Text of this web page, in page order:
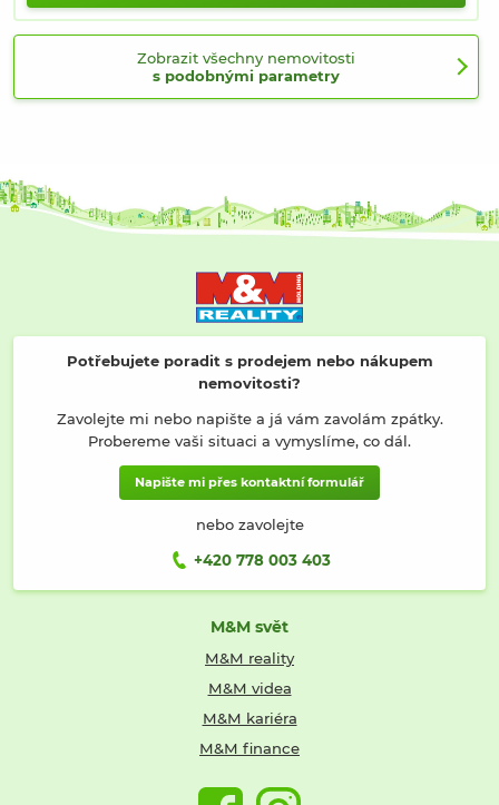
Zobrazit všechny nemovitosti
s podobnými parametry
Potřebujete poradit s prodejem nebo nákupem
nemovitosti?
Zavolejte mi nebo napište a já vám zavolám zpátky.
Probereme vaši situaci a vymyslíme, co dál.
Napište mi přes kontaktní formulář
nebo zavolejte
+420 778 003 403
M&M svět
M&M reality
M&M videa
M&M kariéra
M&M finance